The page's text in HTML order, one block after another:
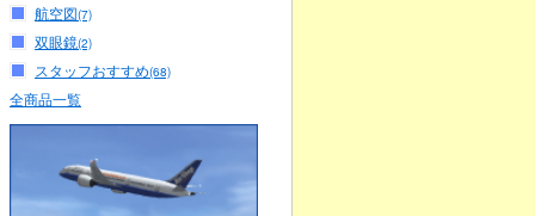
航空図(7)
双眼鏡(2)
スタッフおすすめ(68)
全商品一覧